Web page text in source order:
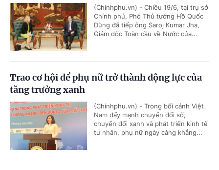
(Chinhphu.vn) - Chiều 19/6, tại trụ sở
Chính phủ, Phó Thủ tướng Hồ Quốc
Dũng đã tiếp ông Saroj Kumar Jha,
Giám đốc Toàn cầu về Nước của...
Trao cơ hội để phụ nữ trở thành động lực của
tăng trưởng xanh
(Chinhphu.vn) - Trong bối cảnh Việt
Nam đẩy mạnh chuyển đổi số,
chuyển đổi xanh và phát triển kinh tế
tư nhân, phụ nữ ngày càng khẳng...